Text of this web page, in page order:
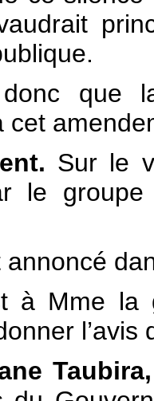
que
cet
Sur le
le groupe
à Mme la
l’avis